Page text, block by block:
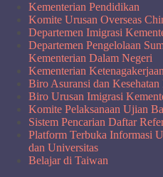
Kementerian Pendidikan
Komite Urusan Overseas
Departemen Imigrasi
Departemen Pengelolaan
Kementerian Dalam Negeri
Kementerian Ketenagakerjaan
Biro Asuransi dan Kesehatan
Biro Urusan Imigrasi
Komite Pelaksanaan Ujian
Sistem Pencarian Daftar
Platform Terbuka Informasi
dan Universitas
Belajar di Taiwan